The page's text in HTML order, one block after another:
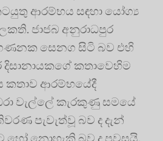
ආරම්භය සඳහා යෝග්‍ය
ජාජබ අනුරාධපුර
ගණනක සෙනග සිටි බව එහි
දිසානායකගේ කතාවෙහිම
කතාව ආරම්භයේදී
වැල්ලේ කැරකුණු සමයේ
පැවැත්වූ බව ද දැන්
හෝ නොහැකි බව ද පවසයි.